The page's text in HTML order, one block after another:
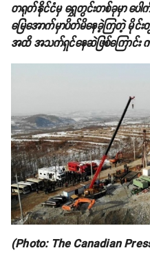
တရုတ်နိုင်ငံမှ ရွှေတွင်းတစ်ခုမှာ ပေါက်
မြေအောက်မှာပိတ်မိနေခဲ့ကြတဲ့ မိုင်
အထိ အသက်ရှင်နေဆဲဖြစ်ကြောင်း
(Photo: The Canadian